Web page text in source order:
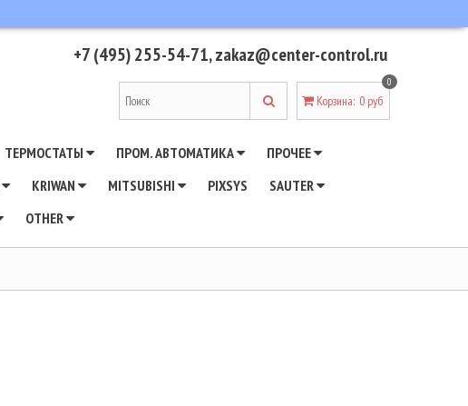
+7 (495) 255-54-71,zakaz@center-control.ru
Корзина:
0
0 руб
ТЕРМОСТАТЫ ПРОМ. АВТОМАТИКА
ПРОЧЕЕ
KRIWAN MITSUBISHI PIXSYS
SAUTER
OTHER